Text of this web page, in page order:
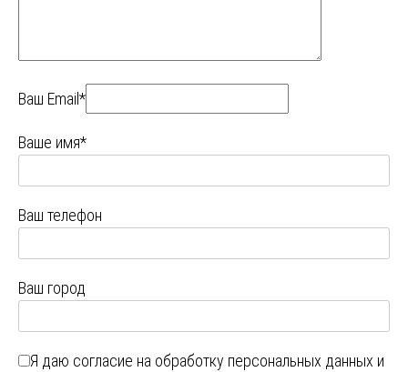
Ваш Email*
Ваше имя*
Ваш телефон
Ваш город
Я даю согласие на обработку персональных данных и